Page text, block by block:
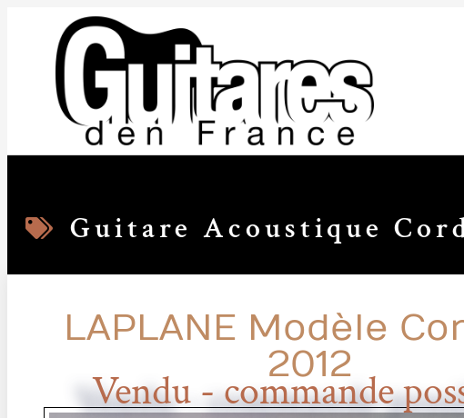
Guitare Acoustique
Vendu - commande
LAPLANE Modèle
2012